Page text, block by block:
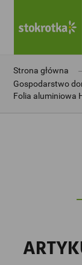
Strona główna
Gospodarstwo
Folia aluminiowa